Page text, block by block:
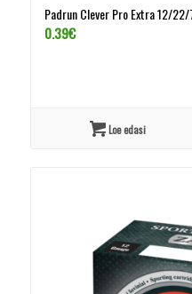
Padrun Clever Pro Extra 12/
0.39€
Loe edasi